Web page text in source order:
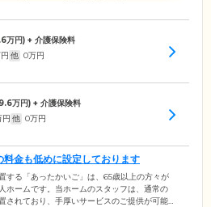
万円) + 介護保険料
他 0万円
9.6万円) + 介護保険料
円 他 0万円
金も低めに設定しております
する「あったかいご」は、65歳以上の方々が
ホームです。当ホームのスタッフは、通常の
されており、手厚いサービスのご提供が可能